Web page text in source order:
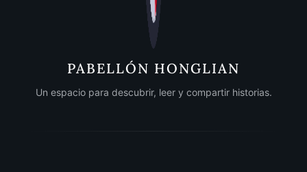
PABELLÓN HONGLIAN
Un espacio para descubrir, leer y compartir historias.